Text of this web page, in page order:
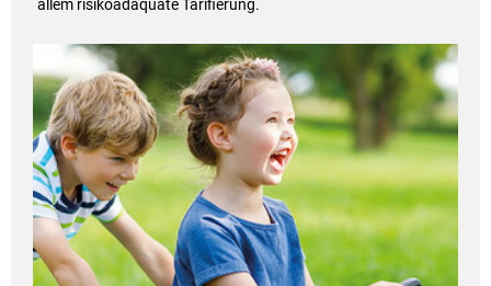
allem risikoadäquate Tarifierung.